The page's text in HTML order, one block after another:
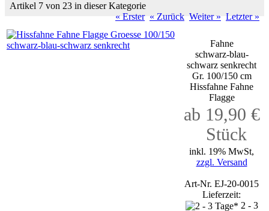
Artikel 7 von 23 in dieser Kategorie
« Erster « Zurück Weiter » Letzter »
Fahne
schwarz-blau-
schwarz senkrecht
Gr. 100/150 cm
Hissfahne Fahne
Flagge
ab 19,90 €
Stück
inkl. 19% MwSt,
zzgl. Versand
Art-Nr. EJ-20-0015
Lieferzeit:
2 - 3